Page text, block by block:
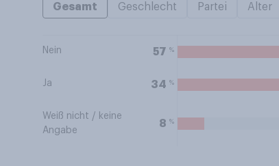
Gesamt Geschlecht Partei Alter
Nein 57 %
Ja 34 %
Weiß nicht / keine
Angabe
8 %